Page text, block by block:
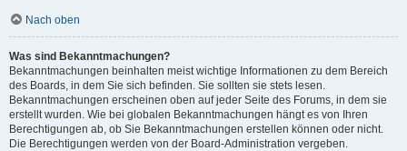
Nach oben
Was sind Bekanntmachungen?
Bekanntmachungen beinhalten meist wichtige Informationen zu dem Bereich
des Boards, in dem Sie sich befinden. Sie sollten sie stets lesen.
Bekanntmachungen erscheinen oben auf jeder Seite des Forums, in dem sie
erstellt wurden. Wie bei globalen Bekanntmachungen hängt es von Ihren
Berechtigungen ab, ob Sie Bekanntmachungen erstellen können oder nicht.
Die Berechtigungen werden von der Board-Administration vergeben.